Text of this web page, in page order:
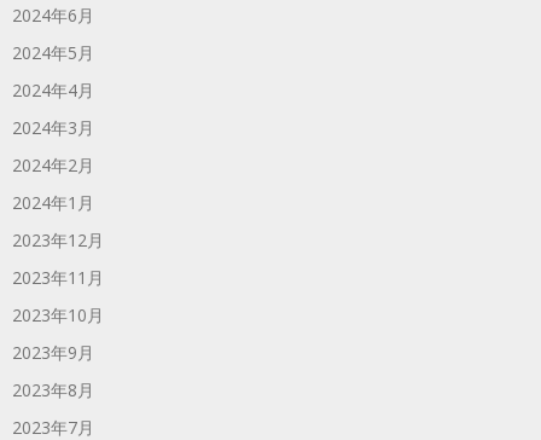
2024年6月
2024年5月
2024年4月
2024年3月
2024年2月
2024年1月
2023年12月
2023年11月
2023年10月
2023年9月
2023年8月
2023年7月